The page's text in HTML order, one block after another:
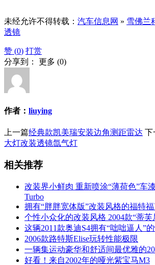
未经允许不得转载： 汽车信息网 » 雪佛兰
透镜
赞 (0) 打赏
分享到： 更多 (0)
作者： liuying
上一篇经典款凯美瑞安装边角测距雷达 下
大灯改装透镜氙气灯
相关推荐
改装界小鲜肉 重新喷涂“薄荷色”车
Turbo
拥有“胖胖宽体版”改装风格的福特
个性小众化的改装风格 2004款“蒂芙
这辆2011款奥迪S4拥有“咄咄逼人”
2006款路特斯Elise玩转性能极限
一辆集运动豪华和舒适间最优雅的
好看！来自2002年的哑光紫宝马M3